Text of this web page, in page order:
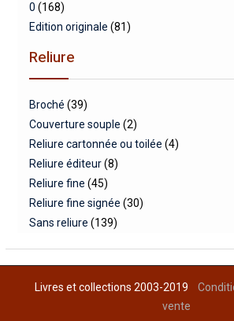
0 (168)
Edition originale (81)
Reliure
Broché (39)
Couverture souple (2)
Reliure cartonnée ou toilée (4)
Reliure éditeur (8)
Reliure fine (45)
Reliure fine signée (30)
Sans reliure (139)
Livres et collections 2003-2019
vente